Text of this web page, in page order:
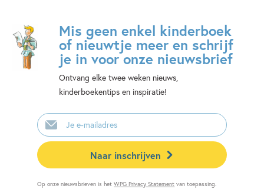
Mis geen enkel kinderboek
of nieuwtje meer en schrijf
je in voor onze nieuwsbrief
Ontvang elke twee weken nieuws,
kinderboekentips en inspiratie!
E-
mailadres
Naar inschrijven
Op onze nieuwsbrieven is hetWPG Privacy Statement van toepassing.